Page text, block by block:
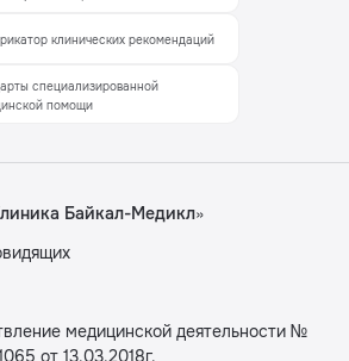
клинических рекомендаций
специализированной
помощи
Байкал-Медикл»
медицинской деятельности №
от 13.03.2018г.